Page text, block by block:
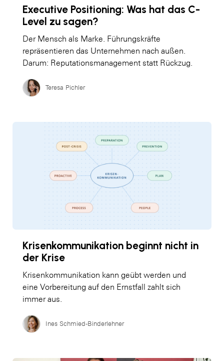
Executive Positioning: Was hat das C-
Level zu sagen?
Der Mensch als Marke. Führungskräfte
repräsentieren das Unternehmen nach außen.
Darum: Reputationsmanagement statt Rückzug.
Teresa Pichler
Krisenkommunikation beginnt nicht in
der Krise
Krisenkommunikation kann geübt werden und
eine Vorbereitung auf den Ernstfall zahlt sich
immer aus.
Ines Schmied-Binderlehner